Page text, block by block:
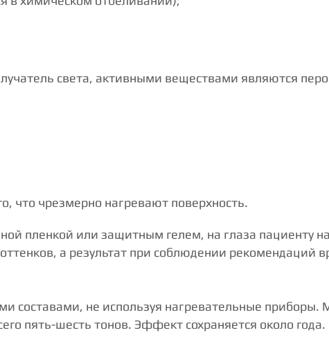
света, активными веществами являются
что чрезмерно нагревают поверхность.
пленкой или защитным гелем, на глаза пациенту
а результат при соблюдении рекомендаций
составами, не используя нагревательные
пять-шесть тонов. Эффект сохраняется около года.